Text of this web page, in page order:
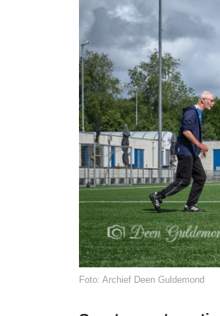
Foto: Archief Deen Guldemond